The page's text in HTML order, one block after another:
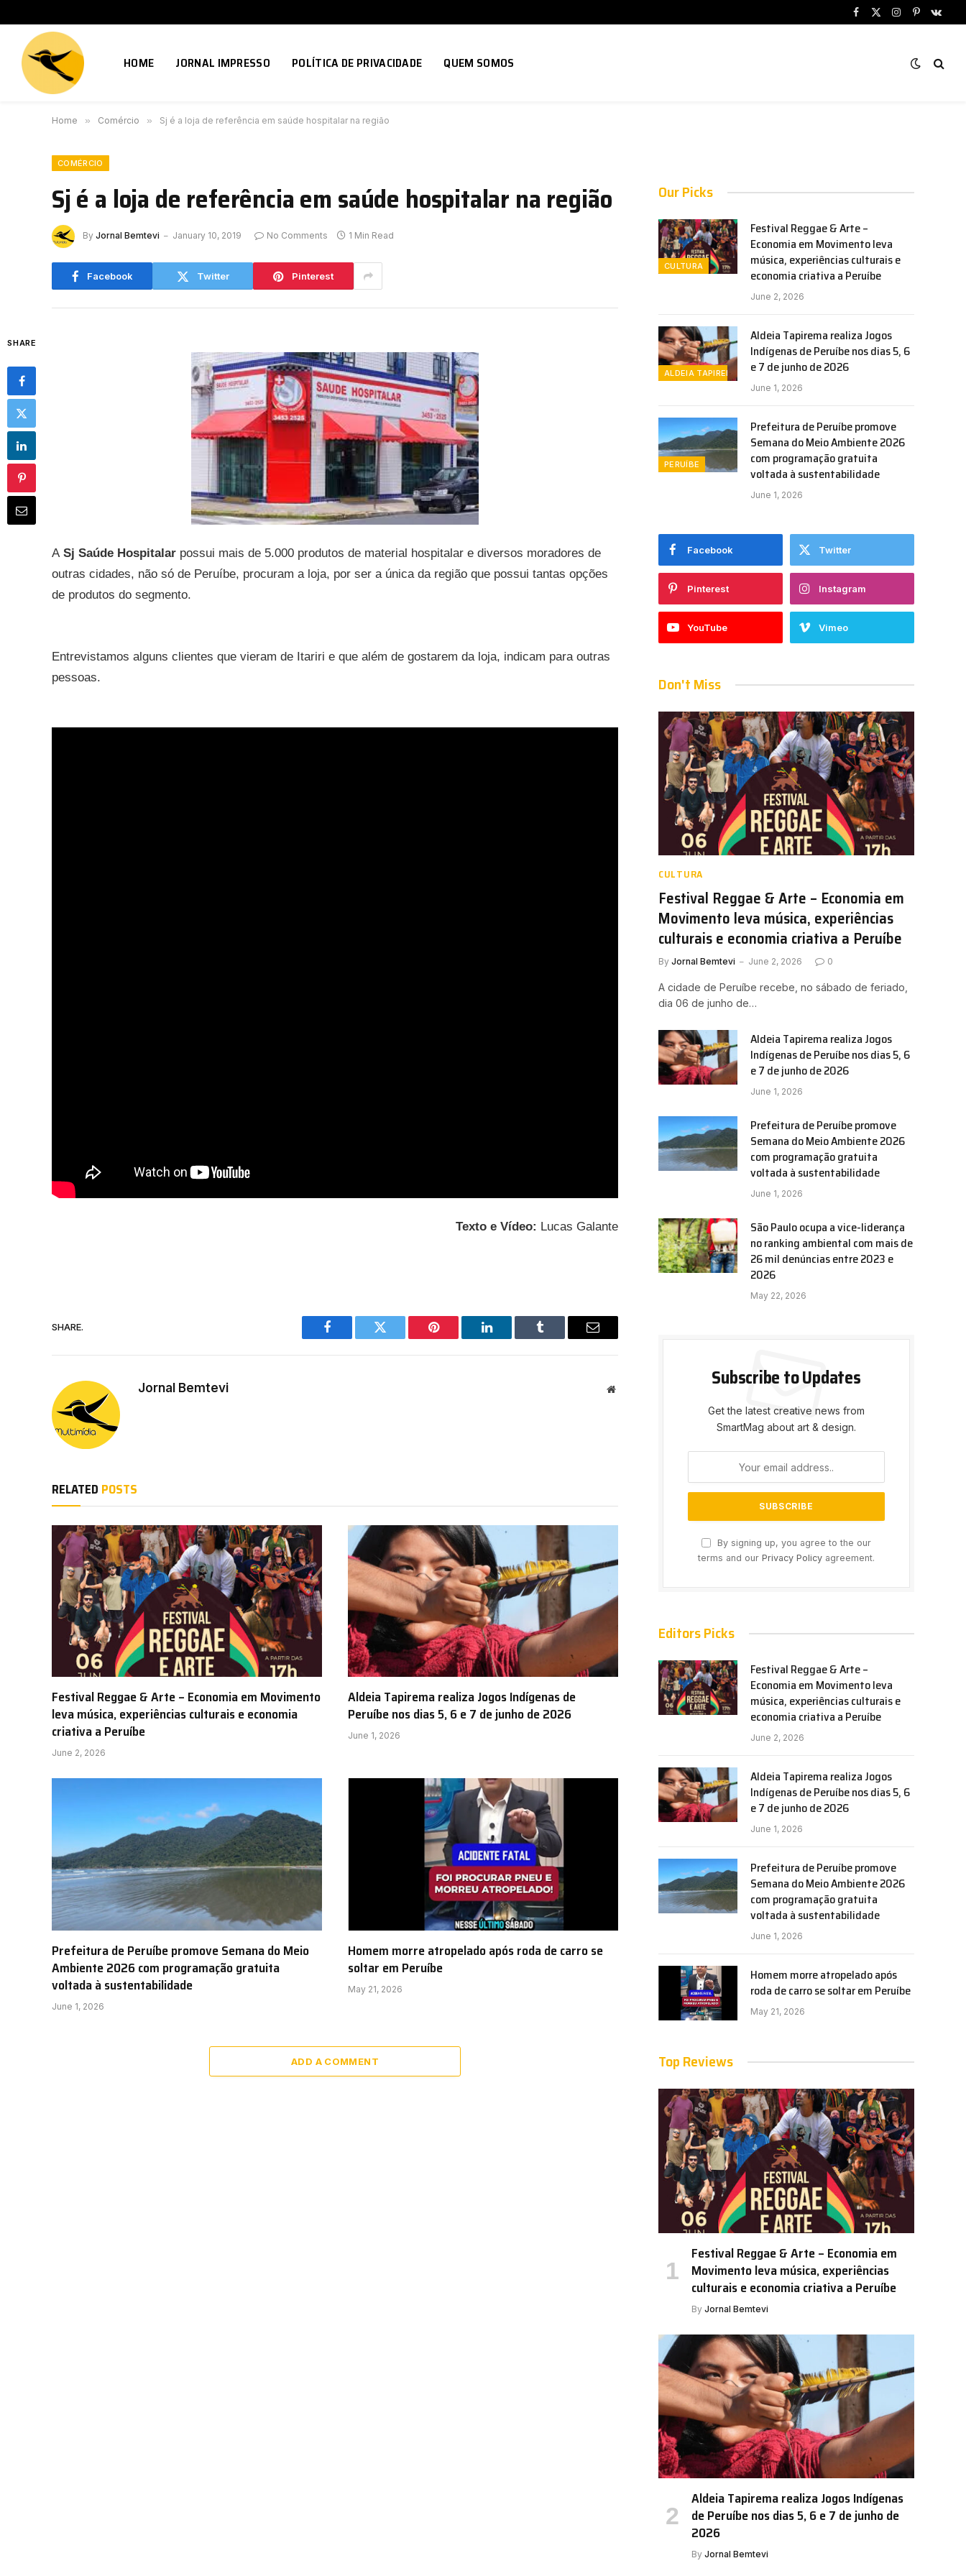
Facebook
X
Instagram
Pinterest
HOME JORNAL IMPRESSO POLÍTICA DE PRIVACIDADE QUEM SOMOS
Home » Comércio » Sj é a loja de referência em saúde hospitalar na região
COMÉRCIO
Sj é a loja de referência em saúde hospitalar na região
By Jornal Bemtevi January 10, 2019 No Comments 1 Min Read
Facebook Twitter Pinterest
SHARE
ASj Saúde Hospitalar possui mais de 5.000 produtos de material hospitalar e diversos moradores de
outras cidades, não só de Peruíbe, procuram a loja, por ser a única da região que possui tantas opções
de produtos do segmento.
Entrevistamos alguns clientes que vieram de Itariri e que além de gostarem da loja, indicam para outras
pessoas.
Texto e Vídeo: Lucas Galante
SHARE.
Facebook Twitter Pinterest LinkedIn Tumblr Email
Jornal Bemtevi Website
RELATED POSTS
Festival Reggae & Arte – Economia em Movimento
leva música, experiências culturais e economia
criativa a Peruíbe
June 2, 2026
Aldeia Tapirema realiza Jogos Indígenas de
Peruíbe nos dias 5, 6 e 7 de junho de 2026
June 1, 2026
Prefeitura de Peruíbe promove Semana do Meio
Ambiente 2026 com programação gratuita
voltada à sustentabilidade
June 1, 2026
Homem morre atropelado após roda de carro se
soltar em Peruíbe
May 21, 2026
ADD A COMMENT
Our Picks
CULTURA
Festival Reggae & Arte –
Economia em Movimento leva
música, experiências culturais e
economia criativa a Peruíbe
June 2, 2026
ALDEIA TAPIREMA
Aldeia Tapirema realiza Jogos
Indígenas de Peruíbe nos dias 5, 6
e 7 de junho de 2026
June 1, 2026
PERUÍBE
Prefeitura de Peruíbe promove
Semana do Meio Ambiente 2026
com programação gratuita
voltada à sustentabilidade
June 1, 2026
Facebook Twitter
Pinterest Instagram
YouTube Vimeo
Don't Miss
CULTURA
Festival Reggae & Arte – Economia em
Movimento leva música, experiências
culturais e economia criativa a Peruíbe
By Jornal Bemtevi June 2, 2026 0
A cidade de Peruíbe recebe, no sábado de feriado,
dia 06 de junho de…
Aldeia Tapirema realiza Jogos
Indígenas de Peruíbe nos dias 5, 6
e 7 de junho de 2026
June 1, 2026
Prefeitura de Peruíbe promove
Semana do Meio Ambiente 2026
com programação gratuita
voltada à sustentabilidade
June 1, 2026
São Paulo ocupa a vice-liderança
no ranking ambiental com mais de
26 mil denúncias entre 2023 e
2026
May 22, 2026
Subscribe to Updates
Get the latest creative news from
SmartMag about art & design.
By signing up, you agree to the our
terms and our Privacy Policy agreement.
Editors Picks
Festival Reggae & Arte –
Economia em Movimento leva
música, experiências culturais e
economia criativa a Peruíbe
June 2, 2026
Aldeia Tapirema realiza Jogos
Indígenas de Peruíbe nos dias 5, 6
e 7 de junho de 2026
June 1, 2026
Prefeitura de Peruíbe promove
Semana do Meio Ambiente 2026
com programação gratuita
voltada à sustentabilidade
June 1, 2026
Homem morre atropelado após
roda de carro se soltar em Peruíbe
May 21, 2026
Top Reviews
Festival Reggae & Arte – Economia em
Movimento leva música, experiências
culturais e economia criativa a Peruíbe
By Jornal Bemtevi
Aldeia Tapirema realiza Jogos Indígenas
de Peruíbe nos dias 5, 6 e 7 de junho de
2026
By Jornal Bemtevi